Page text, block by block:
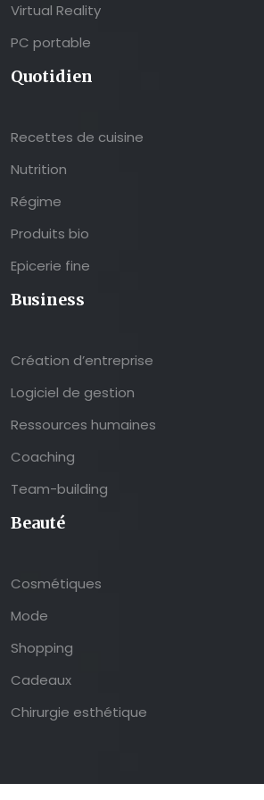
Virtual Reality
PC portable
Quotidien
Recettes de cuisine
Nutrition
Régime
Produits bio
Epicerie fine
Business
Création d’entreprise
Logiciel de gestion
Ressources humaines
Coaching
Team-building
Beauté
Cosmétiques
Mode
Shopping
Cadeaux
Chirurgie esthétique